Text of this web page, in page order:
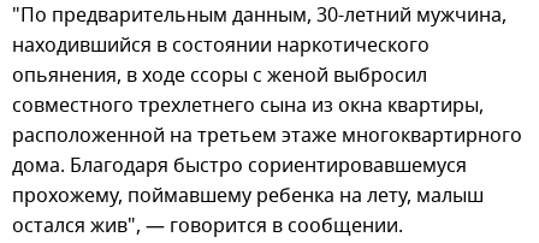
"По предварительным данным, 30-летний мужчина,
находившийся в состоянии наркотического
опьянения, в ходе ссоры с женой выбросил
совместного трехлетнего сына из окна квартиры,
расположенной на третьем этаже многоквартирного
дома. Благодаря быстро сориентировавшемуся
прохожему, поймавшему ребенка на лету, малыш
остался жив", — говорится в сообщении.